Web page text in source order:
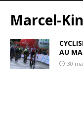
Marcel-
AU
30